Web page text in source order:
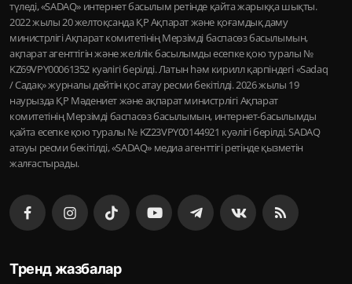
түледі, «SADAQ» интернет басылым ретінде қайта жарыққа шықты.
2022 жылы 20 желтоқсанда ҚР Ақпарат және қоғамдық даму
министрлігі Ақпарат комитетінің Мерзімді баспасөз басылымын,
ақпарат агенттігін және желілік басылымды есепке қою туралы №
KZ69VPY00061352 куәлігі берілді. Латын һәм кирилл қарпіндегі «Sadaq
/ Садақ» журналы дейтін қос атау ресми бекітілді. 2026 жылы 19
наурызда ҚР Мәдениет және ақпарат министрлігі Ақпарат
комитетінің Мерзімді баспасөз басылымын, интернет-басылымды
қайта есепке қою туралы № KZ23VPY00144921 куәлігі берілді. SADAQ
атауы ресми бекітілді, «SADAQ» медиа агенттігі ретінде қызметін
жалғастырады.
Тренд жазбалар